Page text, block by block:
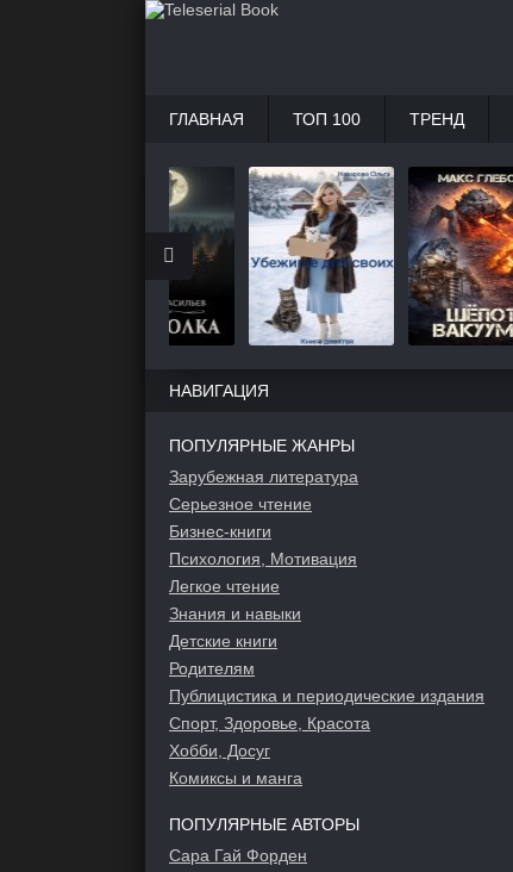
НАВИГАЦИЯ
ПОПУЛЯРНЫЕ ЖАНРЫ
Зарубежная литература
Серьезное чтение
Бизнес-книги
Психология, Мотивация
Легкое чтение
Знания и навыки
Детские книги
Родителям
Публицистика и периодические издания
Спорт, Здоровье, Красота
Хобби, Досуг
Комиксы и манга
ПОПУЛЯРНЫЕ АВТОРЫ
Сара Гай Форден
ГЛАВНАЯ ТОП 100 ТРЕНД